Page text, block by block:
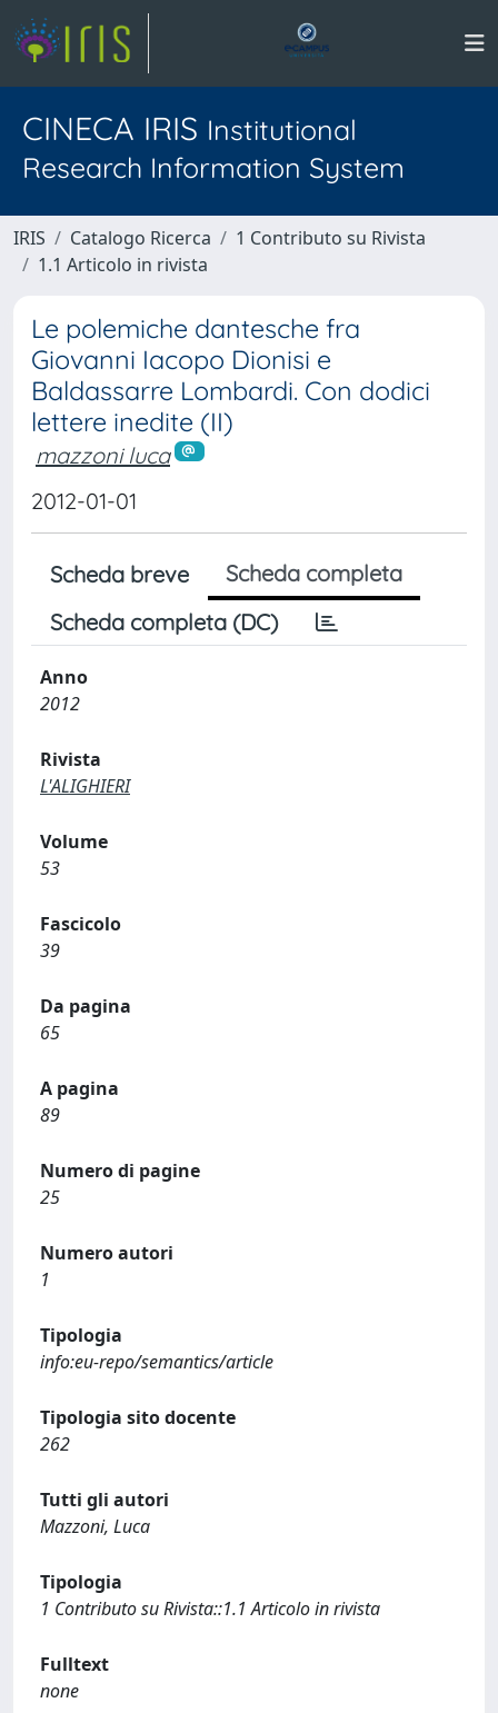
CINECA IRIS Institutional
Research Information System
IRIS Catalogo Ricerca
1 Contributo su Rivista
1.1 Articolo in rivista
Le polemiche dantesche fra
Giovanni Iacopo Dionisi e
Baldassarre Lombardi. Con dodici
lettere inedite (II)
mazzoni luca
2012-01-01
Scheda breve
Scheda completa
Scheda completa (DC)
Anno
2012
Rivista
L'ALIGHIERI
Volume
53
Fascicolo
39
Da pagina
65
A pagina
89
Numero di pagine
25
Numero autori
1
Tipologia
info:eu-repo/semantics/article
Tipologia sito docente
262
Tutti gli autori
Mazzoni, Luca
Tipologia
1 Contributo su Rivista::1.1 Articolo in rivista
Fulltext
none